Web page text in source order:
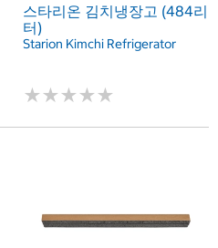
스타리온 김치냉장고 (484리
터)
Starion Kimchi Refrigerator
★★★★★
★★★★★